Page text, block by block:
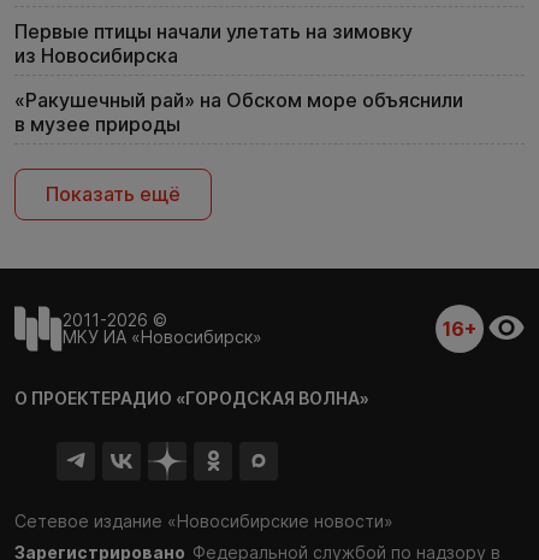
Первые птицы начали улетать на зимовку
из Новосибирска
«Ракушечный рай» на Обском море объяснили
в музее природы
Показать ещё
2011-2026 ©
МКУ ИА «Новосибирск»
16+
О ПРОЕКТЕРАДИО «ГОРОДСКАЯ ВОЛНА»
Сетевое издание «Новосибирские новости»
Зарегистрировано Федеральной службой по надзору в